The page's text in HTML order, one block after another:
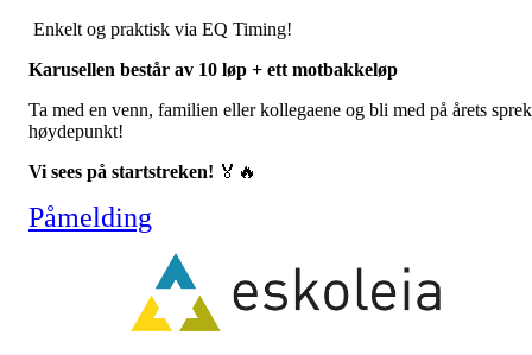
Enkelt og praktisk via EQ Timing!
Karusellen består av 10 løp + ett motbakkeløp
Ta med en venn, familien eller kollegaene og bli med på årets
høydepunkt!
Vi sees på startstreken! 🏅🔥
Påmelding